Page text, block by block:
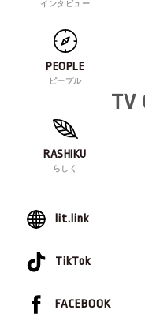
インタビュー
PEOPLE
ピープル
TV
RASHIKU
らしく
lit.link
TikTok
FACEBOOK